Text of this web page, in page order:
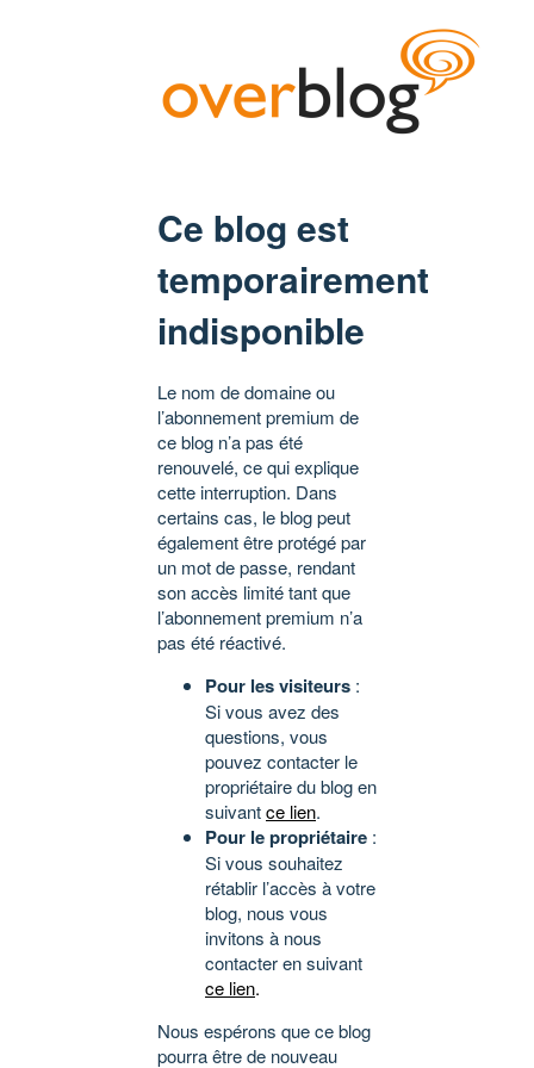
Ce blog est
temporairement
indisponible
Le nom de domaine ou
l’abonnement premium de
ce blog n’a pas été
renouvelé, ce qui explique
cette interruption. Dans
certains cas, le blog peut
également être protégé par
un mot de passe, rendant
son accès limité tant que
l’abonnement premium n’a
pas été réactivé.
Pour les visiteurs :
Si vous avez des
questions, vous
pouvez contacter le
propriétaire du blog en
suivantce lien.
Pour le propriétaire :
Si vous souhaitez
rétablir l’accès à votre
blog, nous vous
invitons à nous
contacter en suivant
ce lien.
Nous espérons que ce blog
pourra être de nouveau